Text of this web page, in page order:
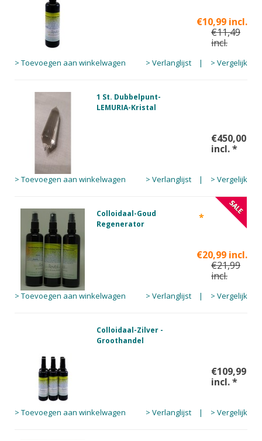
€10,99 incl.
€11,49
incl.
> Toevoegen aan winkelwagen > Verlanglijst | > Vergelijk
1 St. Dubbelpunt-
LEMURIA-Kristal
€450,00
incl.*
> Toevoegen aan winkelwagen > Verlanglijst | > Vergelijk
Colloidaal-Goud
Regenerator
€20,99 incl.
*
€21,99
incl.
> Toevoegen aan winkelwagen > Verlanglijst | > Vergelijk
Colloidaal-Zilver -
Groothandel
€109,99
incl.*
> Toevoegen aan winkelwagen > Verlanglijst | > Vergelijk